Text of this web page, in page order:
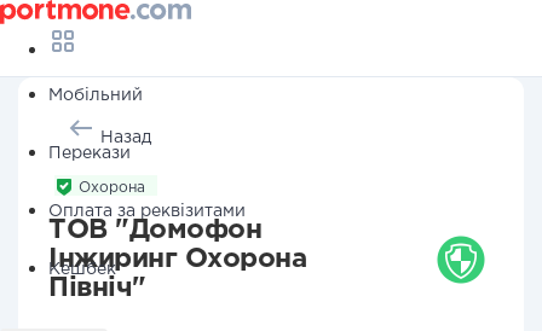
Мобільний
Перекази
Оплата за реквізитами
Кешбек
Назад
Охорона
ТОВ "Домофон
Інжиринг Охорона
Північ"